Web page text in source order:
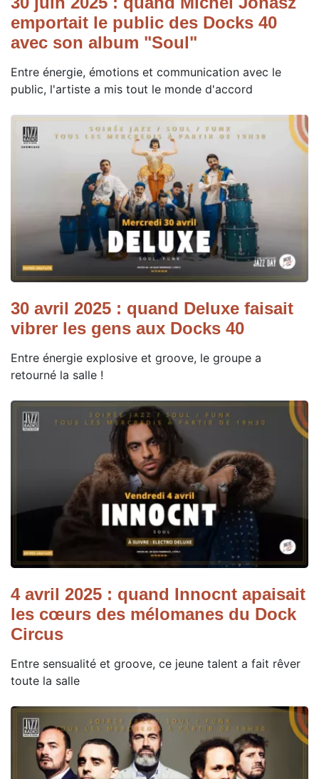
emportait le public des Docks 40
avec son album "Soul"
Entre énergie, émotions et communication avec le
public, l'artiste a mis tout le monde d'accord
30 avril 2025 : quand Deluxe faisait
vibrer les gens aux Docks 40
Entre énergie explosive et groove, le groupe a
retourné la salle !
4 avril 2025 : quand Innocnt apaisait
les cœurs des mélomanes du Dock
Circus
Entre sensualité et groove, ce jeune talent a fait rêver
toute la salle